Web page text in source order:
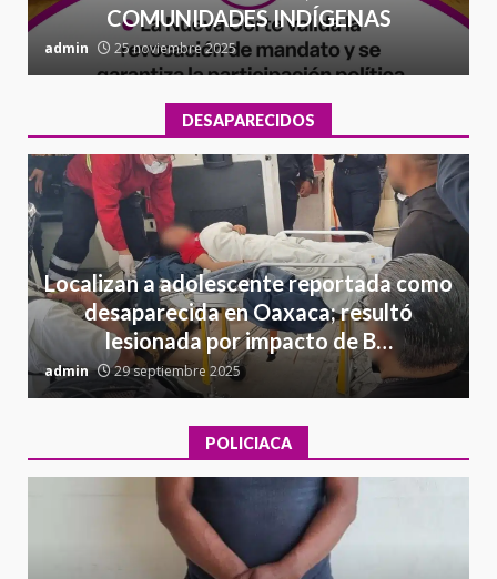
COMUNIDADES INDÍGENAS
admin 25 noviembre 2025
DESAPARECIDOS
Localizan a adolescente reportada como
desaparecida en Oaxaca; resultó
lesionada por impacto de B…
admin 29 septiembre 2025
POLICIACA